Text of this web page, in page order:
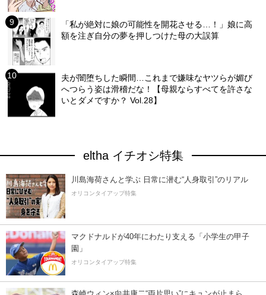
「私が絶対に娘の可能性を開花させる…！」娘に高
額を注ぎ自分の夢を押しつけた母の大誤算
夫が闇堕ちした瞬間…これまで嫌味なヤツらが媚び
へつらう姿は滑稽だな！【母親ならすべてを許さな
いとダメですか？ Vol.28】
eltha イチオシ特集
川島海荷さんと学ぶ 日常に潜む“人身取引”のリアル
オリコンタイアップ特集
マクドナルドが40年にわたり支える「小学生の甲子
園」
オリコンタイアップ特集